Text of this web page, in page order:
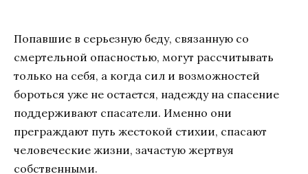
Попавшие в серьезную беду, связанную со
смертельной опасностью, могут рассчитывать
только на себя, а когда сил и возможностей
бороться уже не остается, надежду на спасение
поддерживают спасатели. Именно они
преграждают путь жестокой стихии, спасают
человеческие жизни, зачастую жертвуя
собственными.